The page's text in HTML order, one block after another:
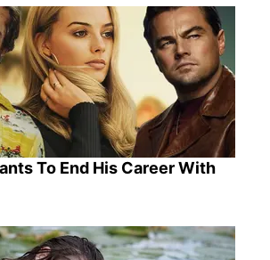
To End His Career With